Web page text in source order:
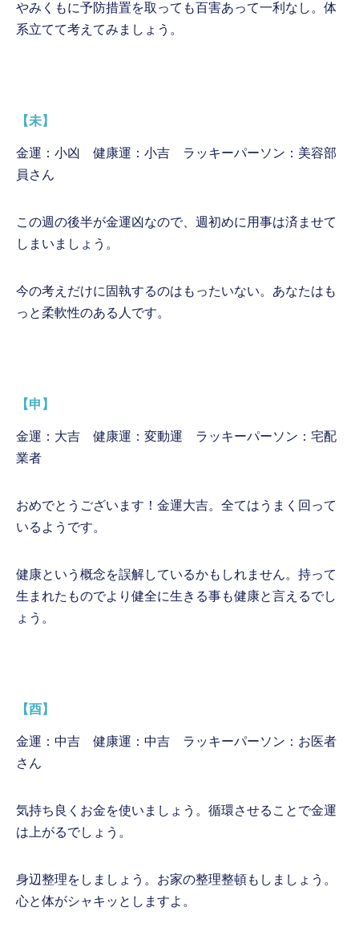
やみくもに予防措置を取っても百害あって一利なし。体
系立てて考えてみましょう。
【未】
金運：小凶 健康運：小吉 ラッキーパーソン：美容部
員さん
この週の後半が金運凶なので、週初めに用事は済ませて
しまいましょう。
今の考えだけに固執するのはもったいない。あなたはも
っと柔軟性のある人です。
【申】
金運：大吉 健康運：変動運 ラッキーパーソン：宅配
業者
おめでとうございます！金運大吉。全てはうまく回って
いるようです。
健康という概念を誤解しているかもしれません。持って
生まれたものでより健全に生きる事も健康と言えるでし
ょう。
【酉】
金運：中吉 健康運：中吉 ラッキーパーソン：お医者
さん
気持ち良くお金を使いましょう。循環させることで金運
は上がるでしょう。
身辺整理をしましょう。お家の整理整頓もしましょう。
心と体がシャキッとしますよ。